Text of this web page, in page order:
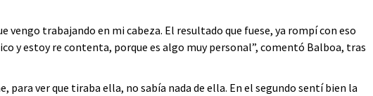
vengo trabajando en mi cabeza. El resultado que fuese, ya rompí con eso
y estoy re contenta, porque es algo muy personal”, comentó Balboa, tras
para ver que tiraba ella, no sabía nada de ella. En el segundo sentí bien la